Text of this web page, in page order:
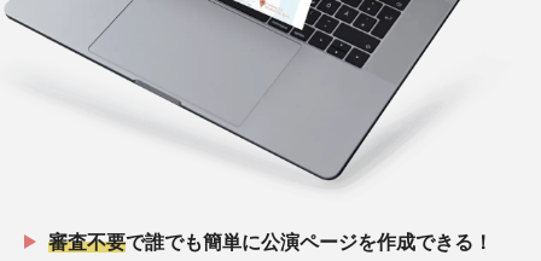
審査不要で誰でも簡単に公演ページを作成できる！